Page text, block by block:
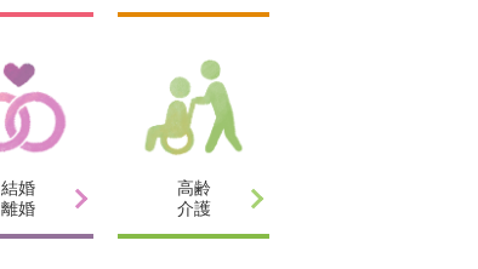
結婚
離婚
高齢
介護